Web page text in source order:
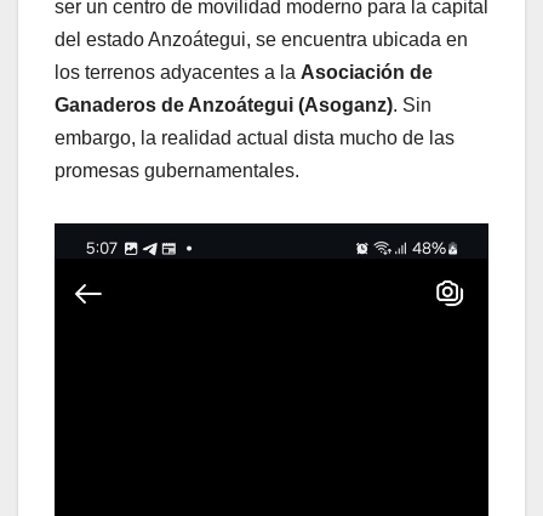
ser un centro de movilidad moderno para la capital
del estado Anzoátegui, se encuentra ubicada en
los terrenos adyacentes a la Asociación de
Ganaderos de Anzoátegui (Asoganz). Sin
embargo, la realidad actual dista mucho de las
promesas gubernamentales.